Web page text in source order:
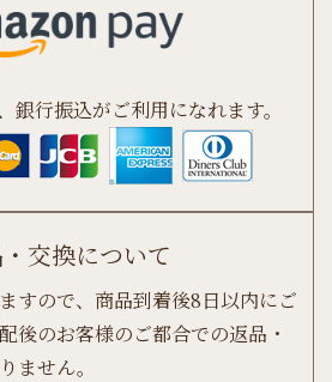
銀行振込がご利用になれます。
交換について
すので、商品到着後8日以内にご
後のお客様のご都合での返品・
ません。